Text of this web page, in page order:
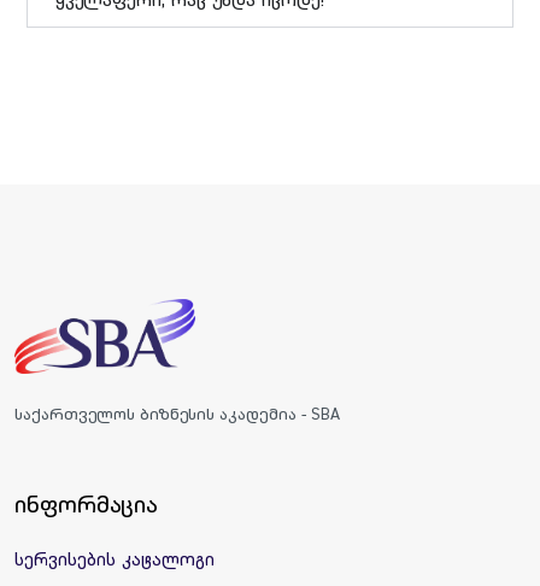
საქართველოს ბიზნესის აკადემია - SBA
ინფორმაცია
სერვისების კატალოგი